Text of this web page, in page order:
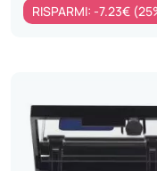
RISPARMI: -7.23€